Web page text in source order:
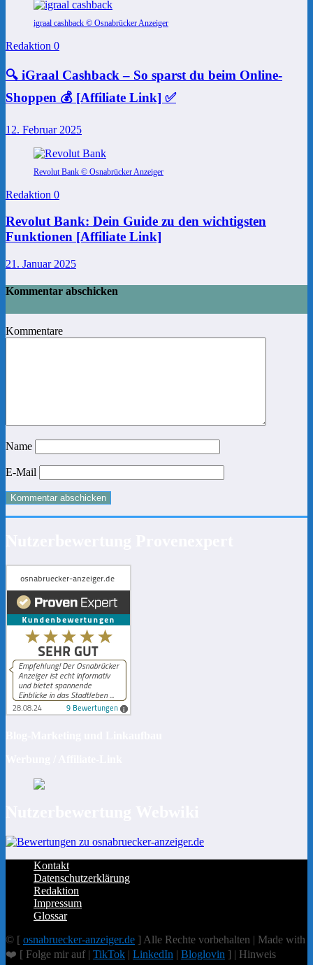
igraal cashback © Osnabrücker Anzeiger
Redaktion 0
🔍 iGraal Cashback – So sparst du beim Online-
Shoppen 💰 [Affiliate Link] ✅
12. Februar 2025
Revolut Bank © Osnabrücker Anzeiger
Redaktion 0
Revolut Bank: Dein Guide zu den wichtigsten
Funktionen [Affiliate Link]
21. Januar 2025
Kommentar abschicken
Kommentare
Name
E-Mail
Kontakt
Datenschutzerklärung
Redaktion
Impressum
Glossar
© [ osnabruecker-anzeiger.de ] Alle Rechte vorbehalten | Made with
❤️ [ Folge mir auf | TikTok | LinkedIn | Bloglovin ] | Hinweis